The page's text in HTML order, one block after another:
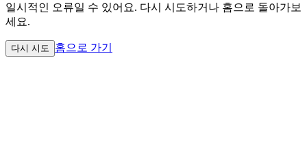
일시적인 오류일 수 있어요. 다시 시도하거나 홈으로 돌아가보
세요.
다시 시도 홈으로 가기